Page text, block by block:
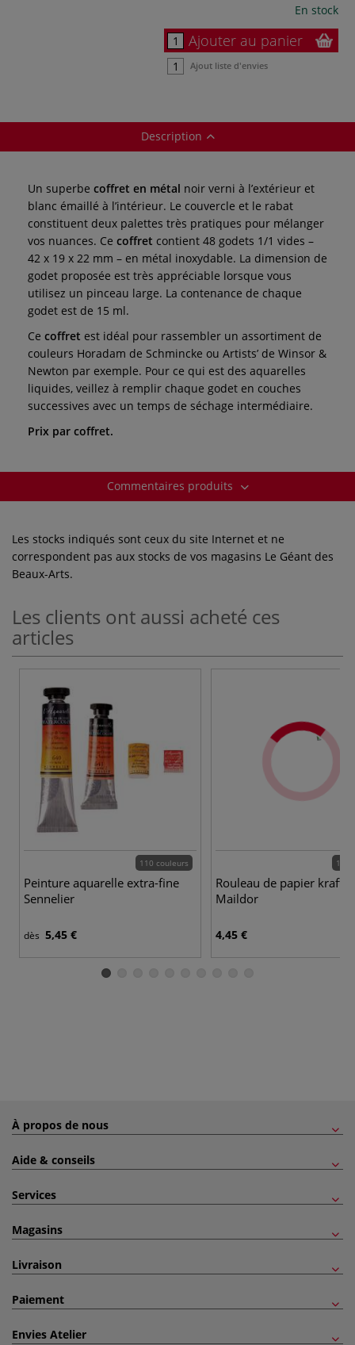
En stock
Ajouter au panier
Ajout liste d'envies
Description
Un superbe coffret en métal noir verni à l’extérieur et
blanc émaillé à l’intérieur. Le couvercle et le rabat
constituent deux palettes très pratiques pour mélanger
vos nuances. Ce coffret contient 48 godets 1/1 vides –
42 x 19 x 22 mm – en métal inoxydable. La dimension de
godet proposée est très appréciable lorsque vous
utilisez un pinceau large. La contenance de chaque
godet est de 15 ml.
Ce coffret est idéal pour rassembler un assortiment de
couleurs Horadam de Schmincke ou Artists’ de Winsor &
Newton par exemple. Pour ce qui est des aquarelles
liquides, veillez à remplir chaque godet en couches
successives avec un temps de séchage intermédiaire.
Prix par coffret.
Commentaires produits
Les stocks indiqués sont ceux du site Internet et ne
correspondent pas aux stocks de vos magasins Le Géant des
Beaux-Arts.
Les clients ont aussi acheté ces
articles
110 couleurs
Peinture aquarelle extra-fine
Sennelier
dès 5,45 €
13
Rouleau de papier kraft
Maildor
4,45 €
À propos de nous
Aide & conseils
Services
Magasins
Livraison
Paiement
Envies Atelier